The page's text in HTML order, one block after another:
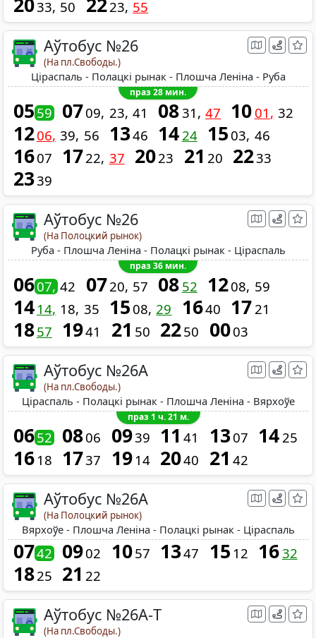
33 50 23 55
Аўтобус №26
(На пл.Свободы.)
Ціраспаль - Полацкі рынак - Плошча Леніна - Руба
праз 28 мин.
0559 0709 23 41 0831 47 10 01 32
1206 39 56 1346 14 24 15 03 46
1607 1722 37 2023 21 20 2233
2339
Аўтобус №26
(На Полоцкий рынок)
Руба - Плошча Леніна - Полацкі рынак - Ціраспаль
праз 36 мин.
0607 42 0720 57 08 52 1208 59
14 14 18 35 15 08 29 1640 17 21
1857 1941 21 50 2250 0003
Аўтобус №26A
(На пл.Свободы.)
Ціраспаль - Полацкі рынак - Плошча Леніна - Вярхоўе
праз 1 ч. 21 м.
0652 0806 0939 11 41 1307 14 25
16 18 1737 19 14 2040 21 42
Аўтобус №26A
(На Полоцкий рынок)
Вярхоўе - Плошча Леніна - Полацкі рынак - Ціраспаль
0742 0902 1057 1347 15 12 1632
1825 21 22
Аўтобус №26A-Т
(На пл.Свободы.)